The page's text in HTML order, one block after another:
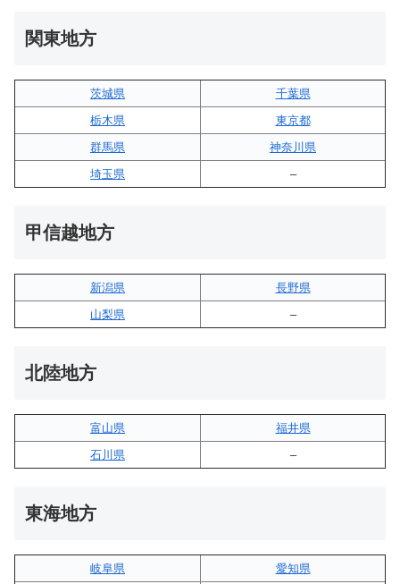
関東地方
茨城県
千葉県
栃木県
東京都
群馬県
神奈川県
埼玉県
–
甲信越地方
新潟県
長野県
山梨県
–
北陸地方
富山県
福井県
石川県
–
東海地方
岐阜県
愛知県